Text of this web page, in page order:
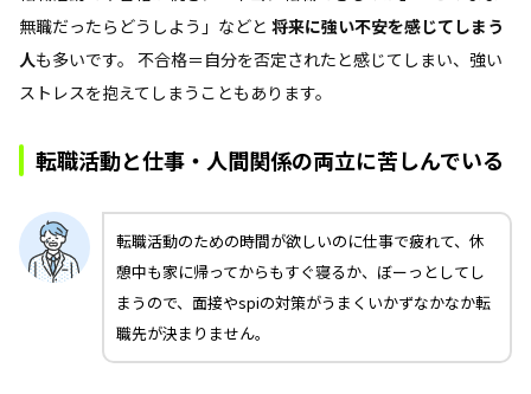
無職だったらどうしよう」などと 将来に強い不安を感じてしまう
人も多いです。 不合格＝自分を否定されたと感じてしまい、強い
ストレスを抱えてしまうこともあります。
転職活動と仕事・人間関係の両立に苦しんでいる
転職活動のための時間が欲しいのに仕事で疲れて、休
憩中も家に帰ってからもすぐ寝るか、ぼーっとしてし
まうので、面接やspiの対策がうまくいかずなかなか転
職先が決まりません。